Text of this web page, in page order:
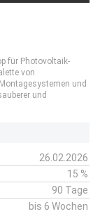
für Photovoltaik-
von
und
und
26.02.2026
15 %
90 Tage
bis 6 Wochen